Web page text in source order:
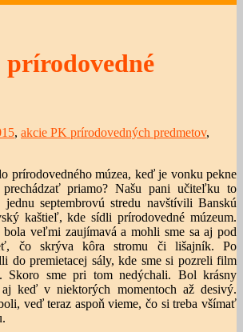
, akcie PK prírodovedných predmetov,
prírodovedného múzea, keď je vonku pekne
priamo? Našu pani učiteľku to
septembrovú stredu navštívili Banskú
kaštieľ, kde sídli prírodovedné múzeum.
bola veľmi zaujímavá a mohli sme sa aj pod
čo skrýva kôra stromu či lišajník. Po
do premietacej sály, kde sme si pozreli film
Skoro sme pri tom nedýchali. Bol krásny
keď v niektorých momentoch až desivý.
veď teraz aspoň vieme, čo si treba všímať